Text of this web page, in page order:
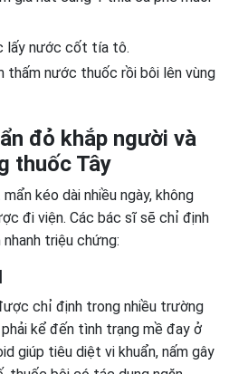
lấy nước cốt tía tô.
thấm nước thuốc rồi bôi lên vùng
đỏ khắp người và
thuốc Tây
kéo dài nhiều ngày, không
đi viện. Các bác sĩ sẽ chỉ định
triệu chứng:
chỉ định trong nhiều trường
kể đến tình trạng mề đay ở
giúp tiêu diệt vi khuẩn, nấm gây